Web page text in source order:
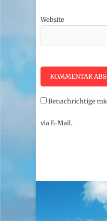
Website
Benachrichtige
via E-Mail.